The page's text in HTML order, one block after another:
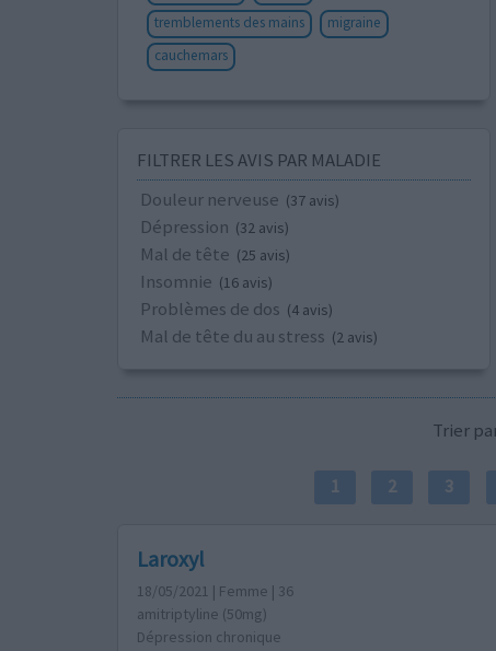
tremblements des mains
migraine
cauchemars
FILTRER LES AVIS PAR MALADIE
Douleur nerveuse (37 avis)
Dépression (32 avis)
Mal de tête (25 avis)
Insomnie (16 avis)
Problèmes de dos (4 avis)
Mal de tête du au stress (2 avis)
Trier
1 2 3
Laroxyl
18/05/2021 | Femme | 36
amitriptyline (50mg)
Dépression chronique